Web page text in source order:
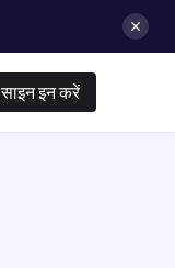
साइन इन करें